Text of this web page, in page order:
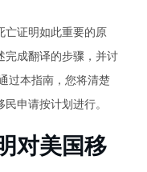
亡证明如此重要的原
完成翻译的步骤，并讨
过本指南，您将清楚
申请按计划进行。
对美国移